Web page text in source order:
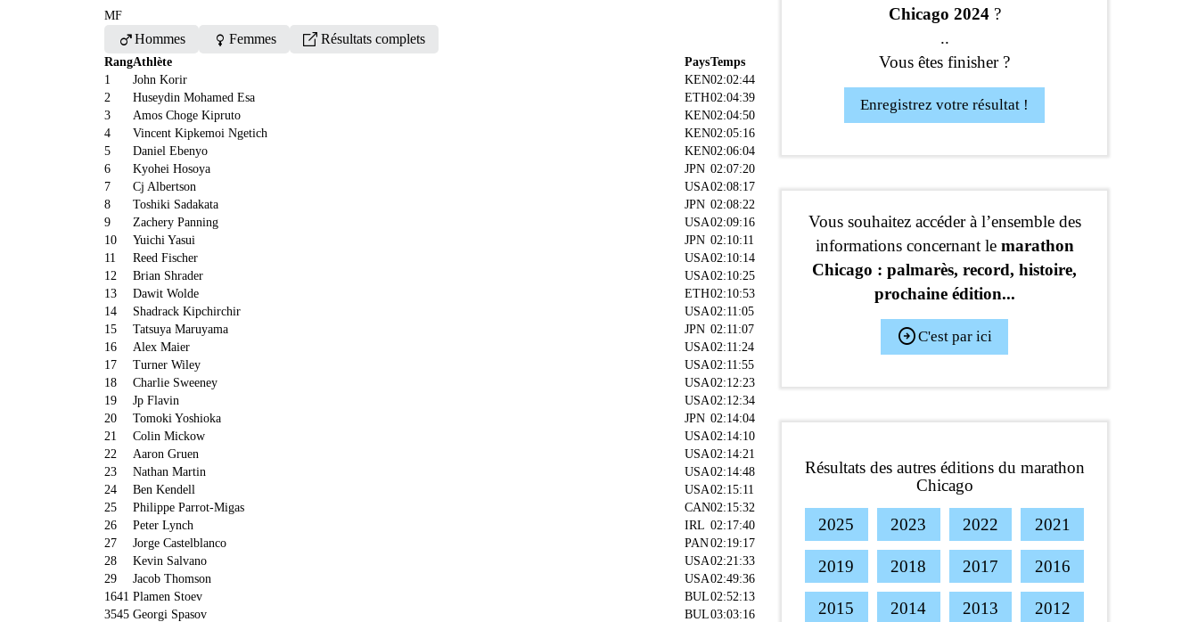
MF
maleHommes female Femmes Résultats complets
RangAthlète PaysTemps
1
John Korir KEN02:02:44
2
Huseydin Mohamed Esa ETH02:04:39
3
Amos Choge Kipruto KEN02:04:50
4
Vincent Kipkemoi Ngetich KEN02:05:16
5
Daniel Ebenyo KEN02:06:04
6
Kyohei Hosoya JPN 02:07:20
7
Cj Albertson USA02:08:17
8
Toshiki Sadakata JPN 02:08:22
9
Zachery Panning USA02:09:16
10
Yuichi Yasui JPN 02:10:11
11
Reed Fischer USA02:10:14
12
Brian Shrader USA02:10:25
13
Dawit Wolde ETH02:10:53
14
Shadrack Kipchirchir USA02:11:05
15
Tatsuya Maruyama JPN 02:11:07
16
Alex Maier USA02:11:24
17
Turner Wiley USA02:11:55
18
Charlie Sweeney USA02:12:23
19
Jp Flavin USA02:12:34
20
Tomoki Yoshioka JPN 02:14:04
21
Colin Mickow USA02:14:10
22
Aaron Gruen USA02:14:21
23
Nathan Martin USA02:14:48
24
Ben Kendell USA02:15:11
25
Philippe Parrot-Migas CAN02:15:32
26
Peter Lynch IRL 02:17:40
27
Jorge Castelblanco PAN02:19:17
28
Kevin Salvano USA02:21:33
29
Jacob Thomson USA02:49:36
1641 Plamen Stoev BUL02:52:13
3545 Georgi Spasov BUL03:03:16
Chicago 2024?
..
Vous êtes finisher ?
Enregistrez votre résultat !
Vous souhaitez accéder à l’ensemble des
informations concernant le marathon
Chicago : palmarès, record, histoire,
prochaine édition...
arrow_circle_rightC'est par ici
Résultats des autres éditions du marathon
Chicago
2025 2023 2022 2021
2019 2018 2017 2016
2015 2014 2013 2012